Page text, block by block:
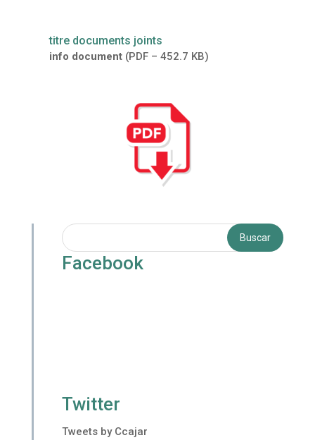
titre documents joints
info document (PDF – 452.7 KB)
Facebook
Twitter
Tweets by Ccajar